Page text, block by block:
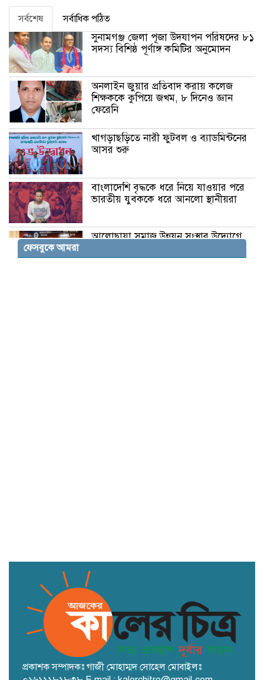
সর্বশেষ সর্বাধিক পঠিত
সুনামগঞ্জ জেলা পূজা উদযাপন পরিষদের ৮১
সদস্য বিশিষ্ঠ পূর্ণাঙ্গ কমিটির অনুমোদন
অনলাইন জুয়ার প্রতিবাদ করায় কলেজ
শিক্ষককে কুপিয়ে জখম, ৮ দিনেও জ্ঞান
ফেরেনি
খাগড়াছড়িতে নারী ফুটবল ও ব্যাডমিন্টনের
আসর শুরু
বাংলাদেশি বৃদ্ধকে ধরে নিয়ে যাওয়ার পরে
ভারতীয় যুবককে ধরে আনলো স্থানীয়রা
আলোছায়া সমাজ উন্নয়ন সংস্থার উদ্যোগে
ফেসবুকে আমরা
প্রকাশক সম্পাদকঃ গাজী মোহাম্মদ সোহেল মোবাইলঃ